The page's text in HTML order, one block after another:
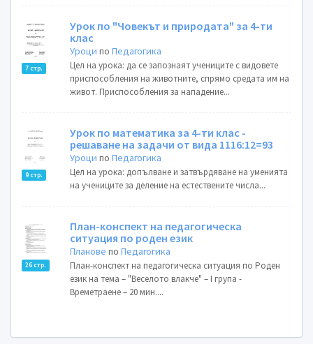
7 стр.
Урок по "Човекът и природата" за 4-ти
клас
Уроци поПедагогика
Цел на урока: да се запознаят учениците с видовете
приспособления на животните, спрямо средата им на
живот. Приспособления за нападение...
9 стр.
Урок по математика за 4-ти клас -
решаване на задачи от вида 1116:12=93
Уроци поПедагогика
Цел на урока: допълване и затвърдяване на уменията
на учениците за деление на естествените числа...
26 стр.
План-конспект на педагогическа
ситуация по роден език
Планове поПедагогика
План-конспект на педагогическа ситуация по Роден
език на тема – "Веселото влакче" – I група -
Времетраене – 20 мин....